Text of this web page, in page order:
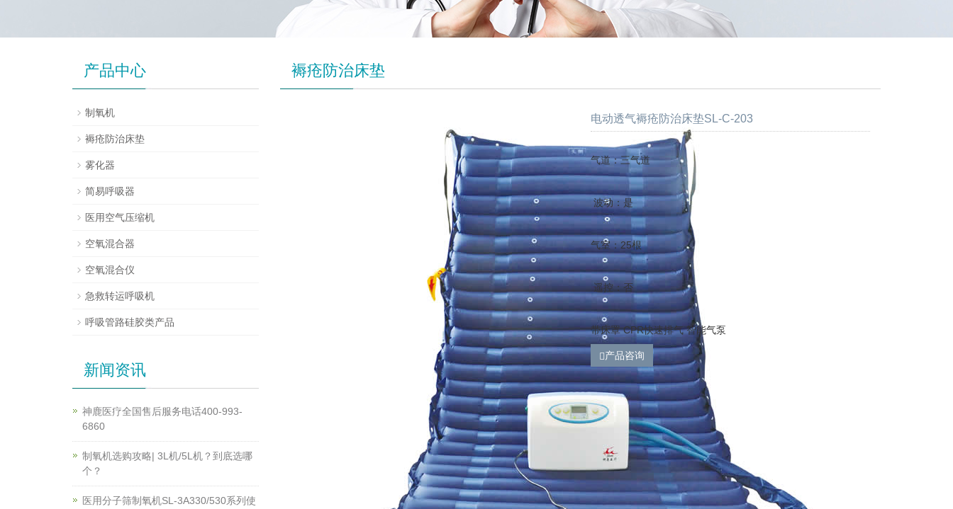
褥疮防治床垫
电动透气褥疮防治床垫SL-C-203
气道：三气道
波动：是
气室：25根
遥控：否
带床罩 CPR快速排气 智能气泵
产品咨询
产品中心
制氧机
褥疮防治床垫
雾化器
简易呼吸器
医用空气压缩机
空氧混合器
空氧混合仪
急救转运呼吸机
呼吸管路硅胶类产品
新闻资讯
神鹿医疗全国售后服务电话400-993-
6860
制氧机选购攻略| 3L机/5L机？到底选哪
个？
医用分子筛制氧机SL-3A330/530系列使